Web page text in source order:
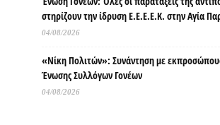
στηρίζουν την ίδρυση Ε.Ε.Ε.Ε.Κ. στην Αγία
04/08/2026
«Νίκη Πολιτών»: Συνάντηση με
Ένωσης Συλλόγων Γονέων
04/08/2026